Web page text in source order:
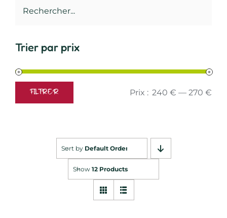
Trier par prix
FILTRER Prix : 240 € —270 €
Sort by Default Order
Show 12 Products